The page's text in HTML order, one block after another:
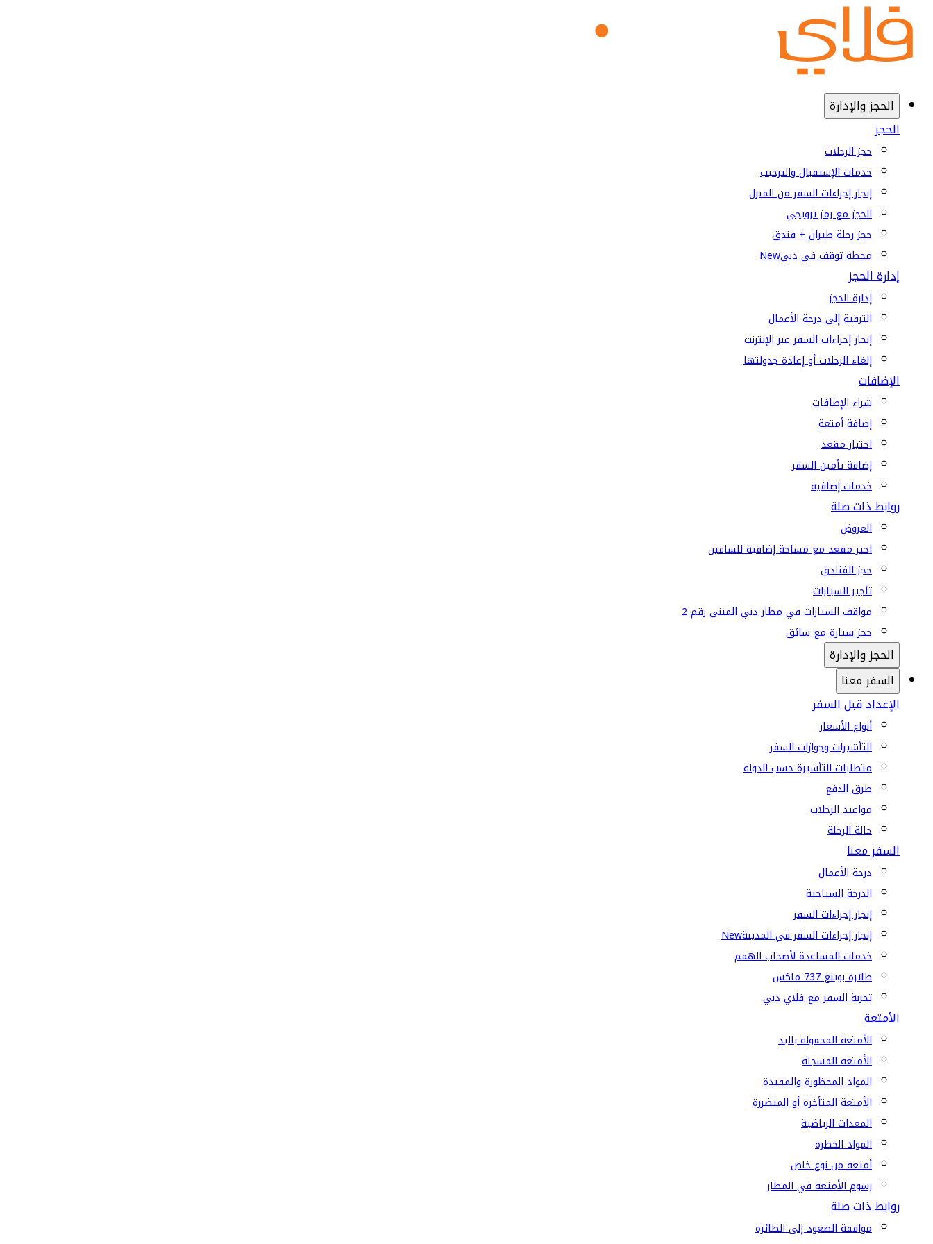
الحجز والإدارة
الحجز
حجز الرحلات
خدمات الإستقبال والترحيب
إنجاز إجراءات السفر من المنزل
الحجز مع رمز ترويجي
حجز رحلة طيران + فندق
محطة توقف في دبيNew
إدارة الحجز
إدارة الحجز
الترقية إلى درجة الأعمال
إنجاز إجراءات السفر عبر الإنترنت
إلغاء الرحلات أو إعادة جدولتها
الإضافات
شراء الإضافات
إضافة أمتعة
اختيار مقعد
إضافة تأمين السفر
خدمات إضافية
روابط ذات صلة
العروض
اختر مقعد مع مساحة إضافية للساقين
حجز الفنادق
تأجير السيارات
مواقف السيارات في مطار دبي المبنى رقم 2
حجز سيارة مع سائق
الحجز والإدارة
السفر معنا
الإعداد قبل السفر
أنواع الأسعار
التأشيرات وجوازات السفر
متطلبات التأشيرة حسب الدولة
طرق الدفع
مواعيد الرحلات
حالة الرحلة
السفر معنا
درجة الأعمال
الدرجة السياحية
إنجاز إجراءات السفر
إنجاز إجراءات السفر في المدينةNew
خدمات المساعدة لأصحاب الهمم
طائرة بوينغ 737 ماكس
تجربة السفر مع فلاي دبي
الأمتعة
الأمتعة المحمولة باليد
الأمتعة المسجلة
المواد المحظورة والمقيدة
الأمتعة المتأخرة أو المتضررة
المعدات الرياضية
المواد الخطرة
أمتعة من نوع خاص
رسوم الأمتعة في المطار
روابط ذات صلة
موافقة الصعود إلى الطائرة